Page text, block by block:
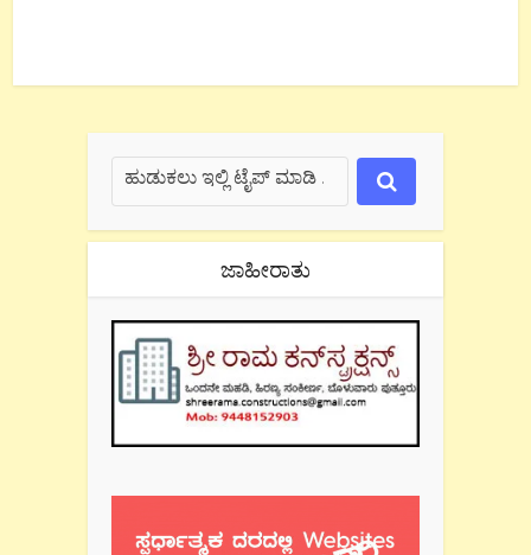
ಜಾಹೀರಾತು